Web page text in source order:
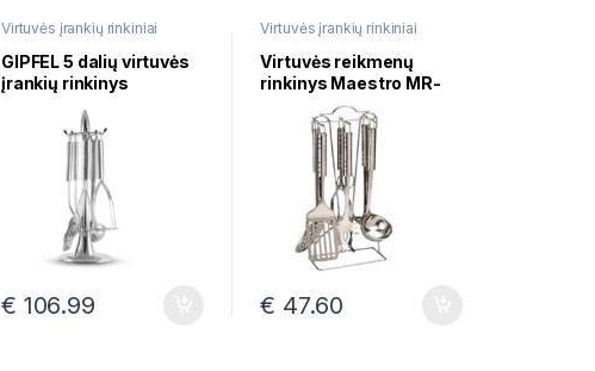
Virtuvės įrankių rinkiniai
GIPFEL 5 dalių virtuvės
įrankių rinkinys
€ 106.99
Virtuvės įrankių rinkiniai
Virtuvės reikmenų
rinkinys Maestro MR-
1545 7 vnt
€ 47.60